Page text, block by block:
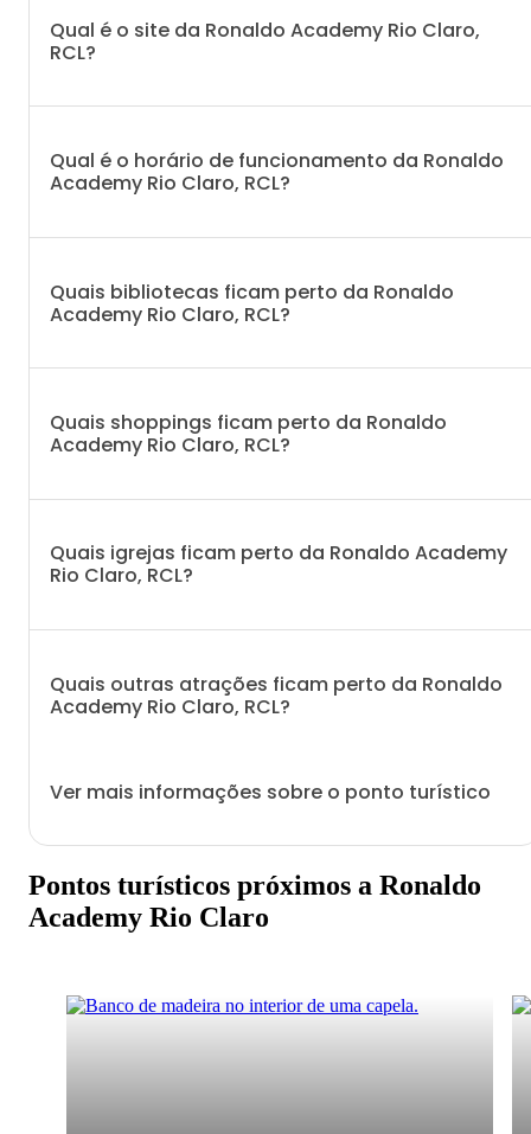
Qual é o site da Ronaldo Academy Rio Claro,
RCL?
Qual é o horário de funcionamento da Ronaldo
Academy Rio Claro, RCL?
Quais bibliotecas ficam perto da Ronaldo
Academy Rio Claro, RCL?
Quais shoppings ficam perto da Ronaldo
Academy Rio Claro, RCL?
Quais igrejas ficam perto da Ronaldo Academy
Rio Claro, RCL?
Quais outras atrações ficam perto da Ronaldo
Academy Rio Claro, RCL?
Ver mais informações sobre o ponto turístico
Pontos turísticos próximos a Ronaldo
Academy Rio Claro